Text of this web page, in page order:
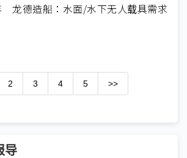
龙德造船：水面/水下无人载具需求
2 3 4 5 >>
导